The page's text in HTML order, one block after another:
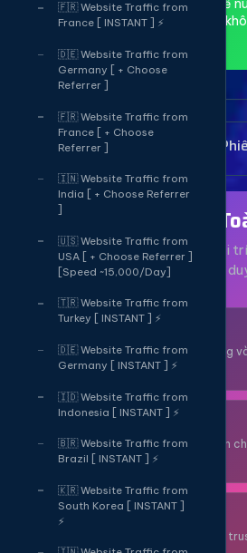
🇫🇷 Website Traffic from
France [ INSTANT ] ⚡
🇩🇪 Website Traffic from
Germany [ + Choose
Referrer ]
🇫🇷 Website Traffic from
France [ + Choose
Referrer ]
🇮🇳 Website Traffic from
India [ + Choose Referrer
🇺🇸 Website Traffic from
USA [ + Choose Referrer ]
[Speed ~15,000/Day]
🇹🇷 Website Traffic from
Turkey [ INSTANT ] ⚡
🇩🇪 Website Traffic from
Germany [ INSTANT ] ⚡
🇮🇩 Website Traffic from
Indonesia [ INSTANT ] ⚡
🇧🇷 Website Traffic from
Brazil [ INSTANT ] ⚡
🇰🇷 Website Traffic from
South Korea [ INSTANT ]
⚡
toàn và ẩn danh, phù hợp để
MMO và truy cập web
Bảng Dịch Vụ Mạng Xã Hội
Hệ Sinh Thái
Mọi dịch vụ, tiện ích và giải
tại một nền tảng
1000+ Dịch Vụ
Công cụ tăng trưởng
doanh online.
Thuê OTP SĐT
Nhận code xác minh
tức thì.
OTP/Mua Gmail
Tài khoản gmail cổ,